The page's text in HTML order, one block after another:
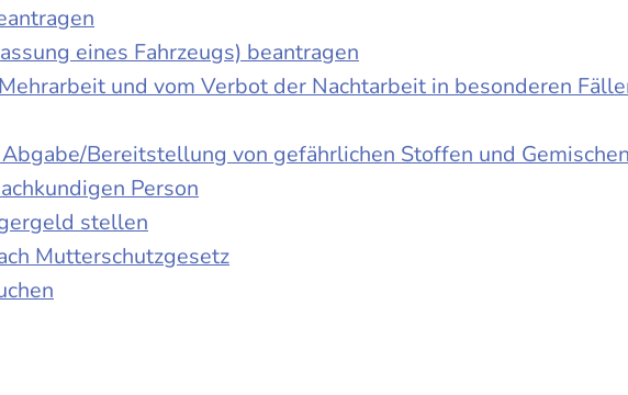
eines Fahrzeugs) beantragen
und vom Verbot der Nachtarbeit in besonderen
Bereitstellung von gefährlichen Stoffen und
Person
stellen
Mutterschutzgesetz